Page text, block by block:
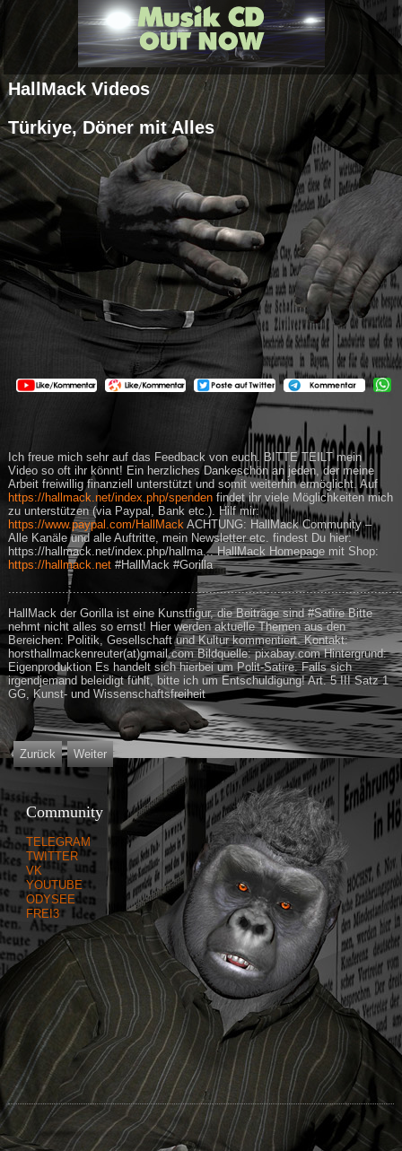
HallMack Videos
Türkiye, Döner mit Alles
Ich freue mich sehr auf das Feedback von euch. BITTE TEILT mein
Video so oft ihr könnt! Ein herzliches Dankeschön an jeden, der meine
Arbeit freiwillig finanziell unterstützt und somit weiterhin ermöglicht. Auf
https://hallmack.net/index.php/spenden findet ihr viele Möglichkeiten mich
zu unterstützen (via Paypal, Bank etc.). Hilf mir:
https://www.paypal.com/HallMack ACHTUNG: HallMack Community –
Alle Kanäle und alle Auftritte, mein Newsletter etc. findest Du hier:
https://hallmack.net/index.php/hallma... HallMack Homepage mit Shop:
https://hallmack.net #HallMack #Gorilla
HallMack der Gorilla ist eine Kunstfigur, die Beiträge sind #Satire Bitte
nehmt nicht alles so ernst! Hier werden aktuelle Themen aus den
Bereichen: Politik, Gesellschaft und Kultur kommentiert. Kontakt:
horsthallmackenreuter(at)gmail.com Bildquelle: pixabay.com Hintergrund:
Eigenproduktion Es handelt sich hierbei um Polit-Satire. Falls sich
irgendjemand beleidigt fühlt, bitte ich um Entschuldigung! Art. 5 III Satz 1
GG, Kunst- und Wissenschaftsfreiheit
Zurück Weiter
Community
TELEGRAM
TWITTER
VK
YOUTUBE
ODYSEE
FREI3